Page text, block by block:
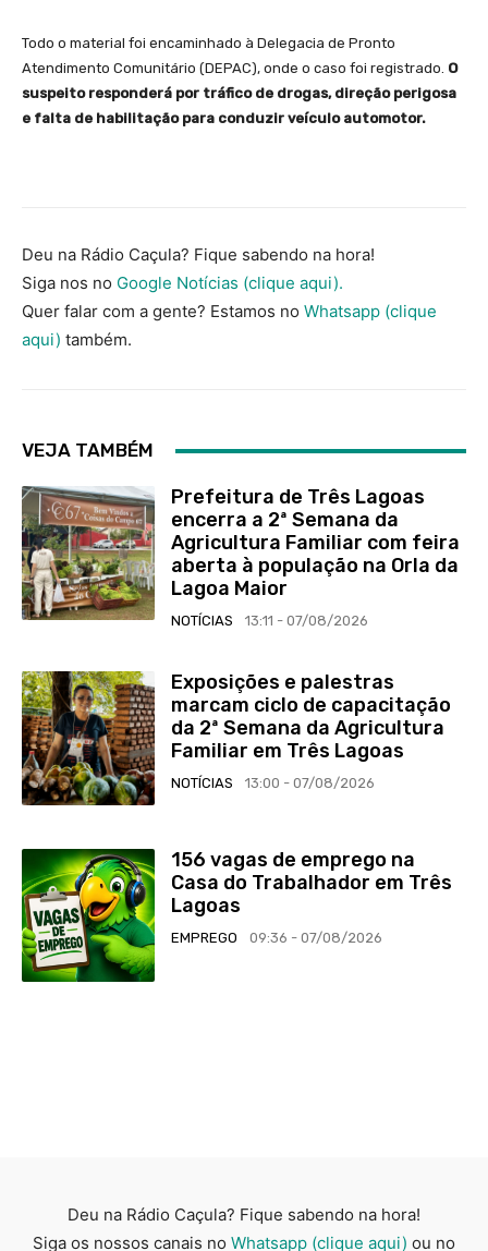
Todo o material foi encaminhado à Delegacia de Pronto
Atendimento Comunitário (DEPAC), onde o caso foi registrado. O
suspeito responderá por tráfico de drogas, direção perigosa
e falta de habilitação para conduzir veículo automotor.
Deu na Rádio Caçula? Fique sabendo na hora!
Siga nos no Google Notícias (clique aqui).
Quer falar com a gente? Estamos no Whatsapp (clique
aqui) também.
VEJA TAMBÉM
Prefeitura de Três Lagoas
encerra a 2ª Semana da
Agricultura Familiar com feira
aberta à população na Orla da
Lagoa Maior
NOTÍCIAS 13:11 - 07/08/2026
Exposições e palestras
marcam ciclo de capacitação
da 2ª Semana da Agricultura
Familiar em Três Lagoas
NOTÍCIAS 13:00 - 07/08/2026
156 vagas de emprego na
Casa do Trabalhador em Três
Lagoas
EMPREGO 09:36 - 07/08/2026
Deu na Rádio Caçula? Fique sabendo na hora!
Siga os nossos canais no Whatsapp (clique aqui) ou no